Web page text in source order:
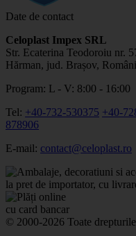
Date de contact
Celoplast Impex SRL
Str. Ecaterina Teodoroiu nr.
Hărman, jud. Brașov,
Program: L - V: 8:00 - 16:00
Tel: +40-732-530375 +40-
878906
E-mail: contact@celoplast.ro
© 2000-2026 Toate